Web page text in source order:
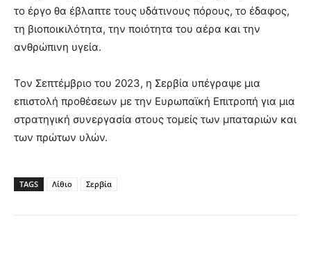
το έργο θα έβλαπτε τους υδάτινους πόρους, το έδαφος,
τη βιοποικιλότητα, την ποιότητα του αέρα και την
ανθρώπινη υγεία.
Τον Σεπτέμβριο του 2023, η Σερβία υπέγραψε μια
επιστολή προθέσεων με την Ευρωπαϊκή Επιτροπή για μια
στρατηγική συνεργασία στους τομείς των μπαταριών και
των πρώτων υλών.
TAGS Λίθιο Σερβία